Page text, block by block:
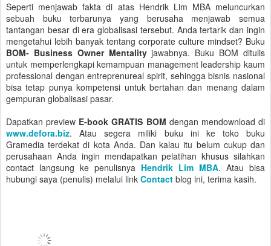
Seperti menjawab fakta di atas Hendrik Lim MBA meluncurkan
sebuah buku terbarunya yang berusaha menjawab semua
tantangan besar di era globalisasi tersebut. Anda tertarik dan ingin
mengetahui lebih banyak tentang corporate culture mindset? Buku
BOM- Business Owner Mentalityjawabnya. Buku BOM ditulis
untuk memperlengkapi kemampuan management leadership kaum
professional dengan entreprenureal spirit, sehingga bisnis nasional
bisa tetap punya kompetensi untuk bertahan dan menang dalam
gempuran globalisasi pasar.
Dapatkan preview E-book GRATIS BOM dengan mendownload di
www.defora.biz. Atau segera miliki buku ini ke toko buku
Gramedia terdekat di kota Anda. Dan kalau itu belum cukup dan
perusahaan Anda ingin mendapatkan pelatihan khusus silahkan
contact langsung ke penulisnya Hendrik Lim MBA. Atau bisa
hubungi saya (penulis) melalui link Contact blog ini, terima kasih.